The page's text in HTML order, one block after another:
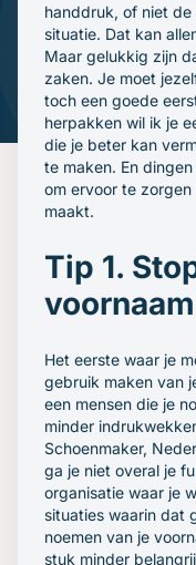
Gratis oefenavonden
Contact
handdruk, of niet
situatie. Dat kan
Maar gelukkig zijn
zaken. Je moet
toch een goede
herpakken wil ik je
die je beter kan
te maken. En
om ervoor te
maakt.
Tip 1.
Het eerste waar je
gebruik maken van
een mensen die je
minder
Schoenmaker,
ga je niet overal je
organisatie waar je
situaties waarin dat
noemen van je
stuk minder